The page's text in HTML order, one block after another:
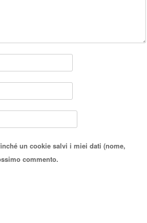
un cookie salvi i miei dati (nome,
commento.